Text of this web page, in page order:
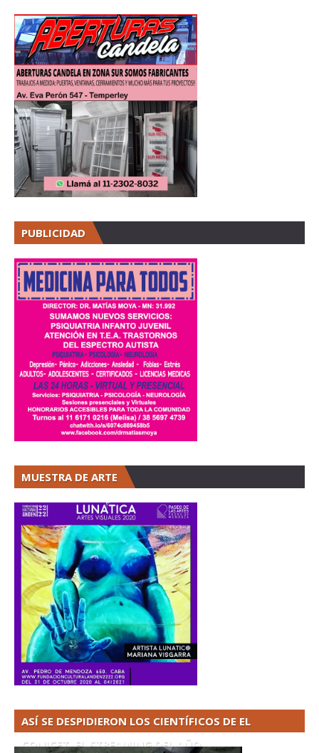
PUBLICIDAD
MUESTRA DE ARTE
ASÍ SE DESPIDIERON LOS CIENTÍFICOS DE EL
CONICET. EL STREAMING DEL AÑO